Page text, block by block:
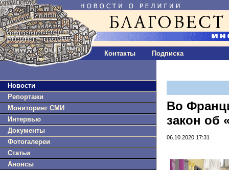
Контакты Подписка
Новости
Репортажи
Мониторинг СМИ
Интервью
Документы
Фотогалереи
Статьи
Анонсы
Во
закон об
06.10.2020 17:31